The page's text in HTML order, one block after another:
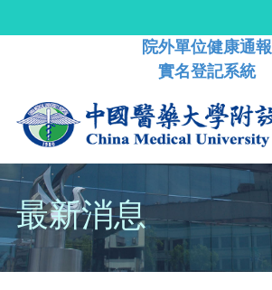
院外單位健康通報
實名登記系統
最新消息